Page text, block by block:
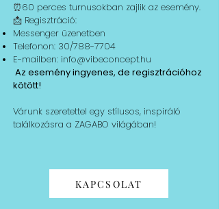
⏰60 perces turnusokban zajlik az esemény.
📩 Regisztráció:
Messenger üzenetben
Telefonon: 30/788-7704
E-mailben: info@vibeconcept.hu
Az esemény ingyenes, de regisztrációhoz
kötött!
Várunk szeretettel egy stílusos, inspiráló
találkozásra a ZAGABO világában!
KAPCSOLAT